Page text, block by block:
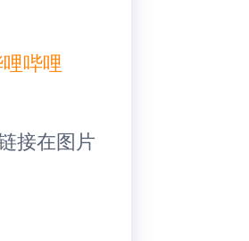
哔哩
接在图片